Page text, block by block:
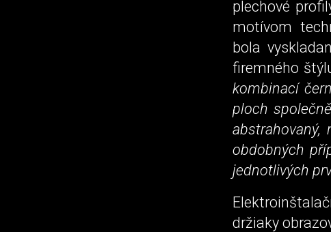
plechové
motívom
bola
firemného
kombinací
ploch
abstrahovaný,
obdobných
jednotlivých
držiaky